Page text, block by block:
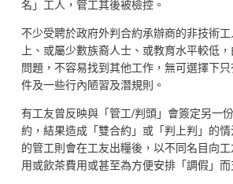
名」工人，管工其後被檢控。
不少受聘於政府外判合約承辦商的非技術
上、或屬少數族裔人士、或教育水平較低
問題，不容易找到其他工作，無可選擇下
件及一些行內陋習及潛規則。
有工友曾反映與「管工/判頭」會簽定另一
約，結果造成「雙合約」或「判上判」的
的管工則會在工友出糧後，以不同名目向
用或飲茶費用或甚至為方便安排「調假」而